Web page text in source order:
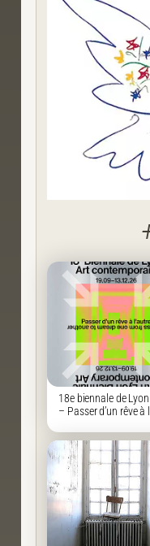
18e biennale de
– Passer d’un rêve à